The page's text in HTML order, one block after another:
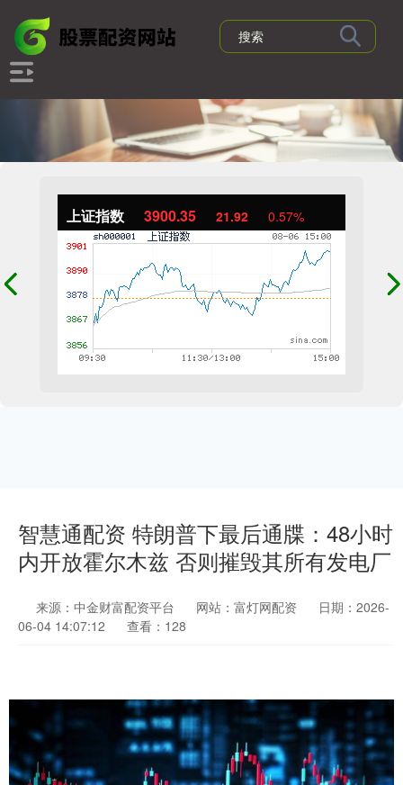
上证指数 3900.35 21.92 0.57%
智慧通配资 特朗普下最后通牒：48小时
内开放霍尔木兹 否则摧毁其所有发电厂
来源：中金财富配资平台 网站：富灯网配资
日期：2026-
06-04 14:07:12
查看：128